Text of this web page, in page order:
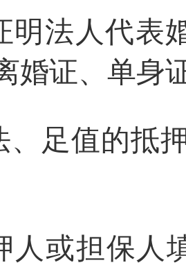
明法人代表
婚证、单身
、足值的抵
人或担保人